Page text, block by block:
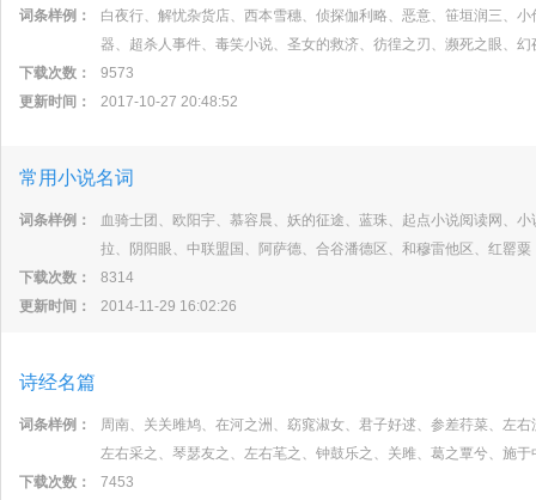
词条样例：
白夜行、解忧杂货店、西本雪穗、侦探伽利略、恶意、笹垣润三、
器、超杀人事件、毒笑小说、圣女的救济、彷徨之刃、濒死之眼、幻
下载次数：
9573
更新时间：
2017-10-27 20:48:52
常用小说名词
词条样例：
血骑士团、欧阳宇、慕容晨、妖的征途、蓝珠、起点小说阅读网、
拉、阴阳眼、中联盟国、阿萨德、合谷潘德区、和穆雷他区、红罂粟
下载次数：
8314
更新时间：
2014-11-29 16:02:26
诗经名篇
词条样例：
周南、关关雎鸠、在河之洲、窈窕淑女、君子好逑、参差荇菜、左
左右采之、琴瑟友之、左右芼之、钟鼓乐之、关雎、葛之覃兮、施于
下载次数：
7453